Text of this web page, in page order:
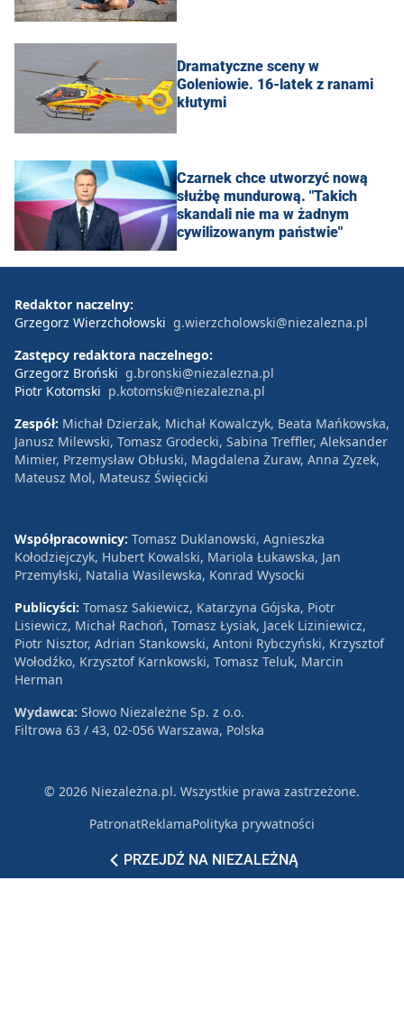
Dramatyczne sceny w
Goleniowie. 16-latek z ranami
kłutymi
Czarnek chce utworzyć nową
służbę mundurową. "Takich
skandali nie ma w żadnym
cywilizowanym państwie"
PRZEJDŹ NA NIEZALEŻNĄ
Redaktor naczelny:
Grzegorz Wierzchołowski g.wierzcholowski@niezalezna.pl
Zastępcy redaktora naczelnego:
Grzegorz Broński g.bronski@niezalezna.pl
Piotr Kotomski p.kotomski@niezalezna.pl
Zespół: Michał Dzierżak, Michał Kowalczyk, Beata Mańkowska,
Janusz Milewski, Tomasz Grodecki, Sabina Treffler, Aleksander
Mimier, Przemysław Obłuski, Magdalena Żuraw, Anna Zyzek,
Mateusz Mol, Mateusz Święcicki
Współpracownicy: Tomasz Duklanowski, Agnieszka
Kołodziejczyk, Hubert Kowalski, Mariola Łukawska, Jan
Przemyłski, Natalia Wasilewska, Konrad Wysocki
Publicyści: Tomasz Sakiewicz, Katarzyna Gójska, Piotr
Lisiewicz, Michał Rachoń, Tomasz Łysiak, Jacek Liziniewicz,
Piotr Nisztor, Adrian Stankowski, Antoni Rybczyński, Krzysztof
Wołodźko, Krzysztof Karnkowski, Tomasz Teluk, Marcin
Herman
Wydawca: Słowo Niezależne Sp. z o.o.
Filtrowa 63 / 43, 02-056 Warszawa, Polska
© 2026 Niezależna.pl. Wszystkie prawa zastrzeżone.
PatronatReklamaPolityka prywatności